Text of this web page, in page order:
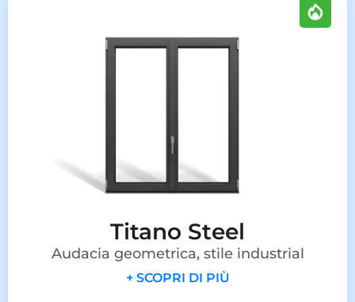
Titano Steel
Audacia geometrica, stile industrial
+ SCOPRI DI PIÙ